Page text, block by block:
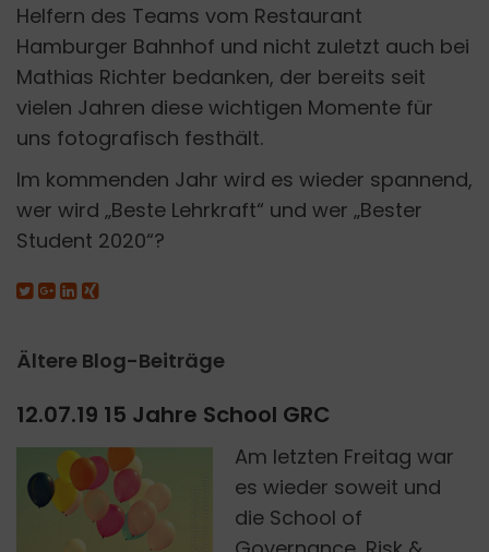
Helfern des Teams vom Restaurant
Hamburger Bahnhof und nicht zuletzt auch bei
Mathias Richter bedanken, der bereits seit
vielen Jahren diese wichtigen Momente für
uns fotografisch festhält.
Im kommenden Jahr wird es wieder spannend,
wer wird „Beste Lehrkraft“ und wer „Bester
Student 2020“?
Ältere Blog-Beiträge
12.07.19 15 Jahre School GRC
Am letzten Freitag war
es wieder soweit und
die School of